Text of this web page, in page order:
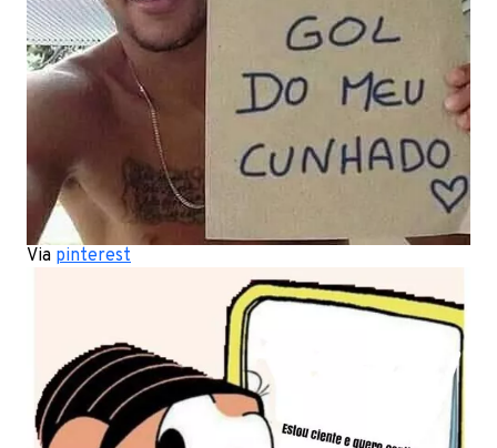
Via pinterest